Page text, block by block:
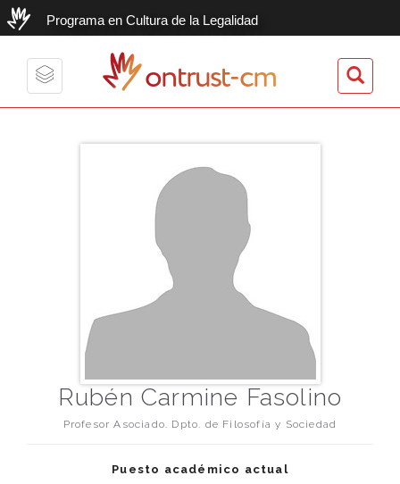
Programa en Cultura de la Legalidad
Toggle
ontrust-cm
Rubén Carmine Fasolino
Profesor Asociado. Dpto. de Filosofía y Sociedad
Puesto académico actual